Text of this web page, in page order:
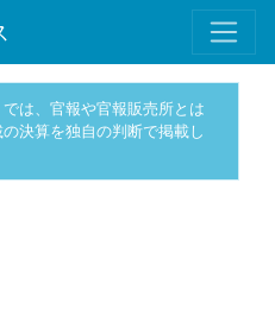
は、官報や官報販売所とは
決算を独自の判断で掲載し